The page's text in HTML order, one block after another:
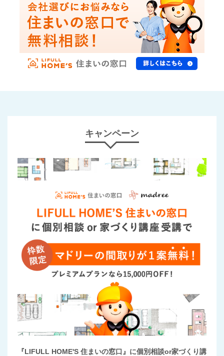
キャンペーン
『LIFULL HOME'S 住まいの窓口』に個別相談or家づくり講